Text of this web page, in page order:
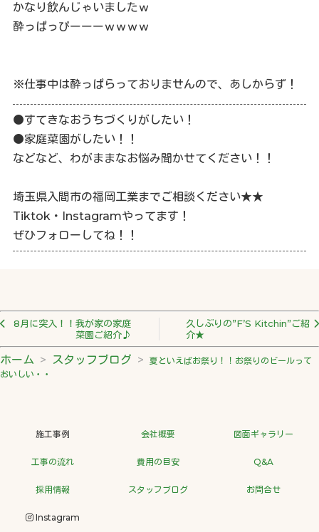
かなり飲んじゃいましたｗ
酔っぱっぴーーーｗｗｗｗ
※仕事中は酔っぱらっておりませんので、あしからず！
●すてきなおうちづくりがしたい！
●家庭菜園がしたい！！
などなど、わがままなお悩み聞かせてください！！
埼玉県入間市の福岡工業までご相談ください★★
Tiktok・Instagramやってます！
ぜひフォローしてね！！
久しぶりの”F’S Kitchin”ご紹
介★
8月に突入！！我が家の家庭
菜園ご紹介♪
ホーム スタッフブログ
夏といえばお祭り！！お祭りのビールって
おいしい・・
施工事例 会社概要 図面ギャラリー
工事の流れ 費用の目安 Q&A
採用情報 スタッフブログ お問合せ
Instagram